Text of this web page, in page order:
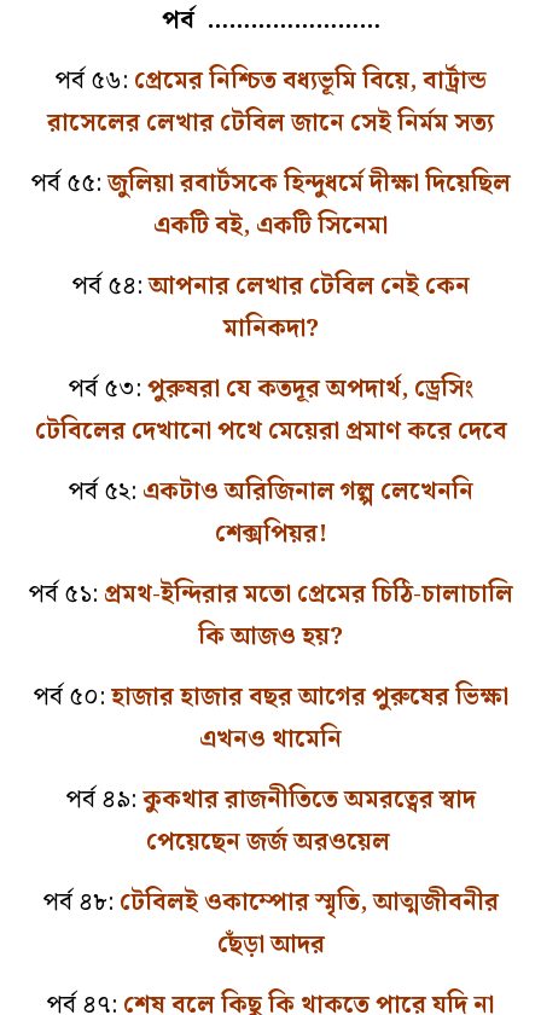
পর্ব ……………………
পর্ব ৫৬: প্রেমের নিশ্চিত বধ্যভূমি বিয়ে, বার্ট্রান্ড
রাসেলের লেখার টেবিল জানে সেই নির্মম সত্য
পর্ব ৫৫:জুলিয়া রবার্টসকে হিন্দুধর্মে দীক্ষা দিয়েছিল
একটি বই, একটি সিনেমা
পর্ব ৫৪:আপনার লেখার টেবিল নেই কেন
মানিকদা?
পর্ব ৫৩:পুরুষরা যে কতদূর অপদার্থ, ড্রেসিং
টেবিলের দেখানো পথে মেয়েরা প্রমাণ করে দেবে
পর্ব ৫২: একটাও অরিজিনাল গল্প লেখেননি
শেক্সপিয়র!
পর্ব ৫১: প্রমথ-ইন্দিরার মতো প্রেমের চিঠি-চালাচালি
কি আজও হয়?
পর্ব ৫০:হাজার হাজার বছর আগের পুরুষের ভিক্ষা
এখনও থামেনি
পর্ব ৪৯:কুকথার রাজনীতিতে অমরত্বের স্বাদ
পেয়েছেন জর্জ অরওয়েল
পর্ব ৪৮: টেবিলই ওকাম্পোর স্মৃতি, আত্মজীবনীর
ছেঁড়া আদর
পর্ব ৪৭: শেষ বলে কিছু কি থাকতে পারে যদি না